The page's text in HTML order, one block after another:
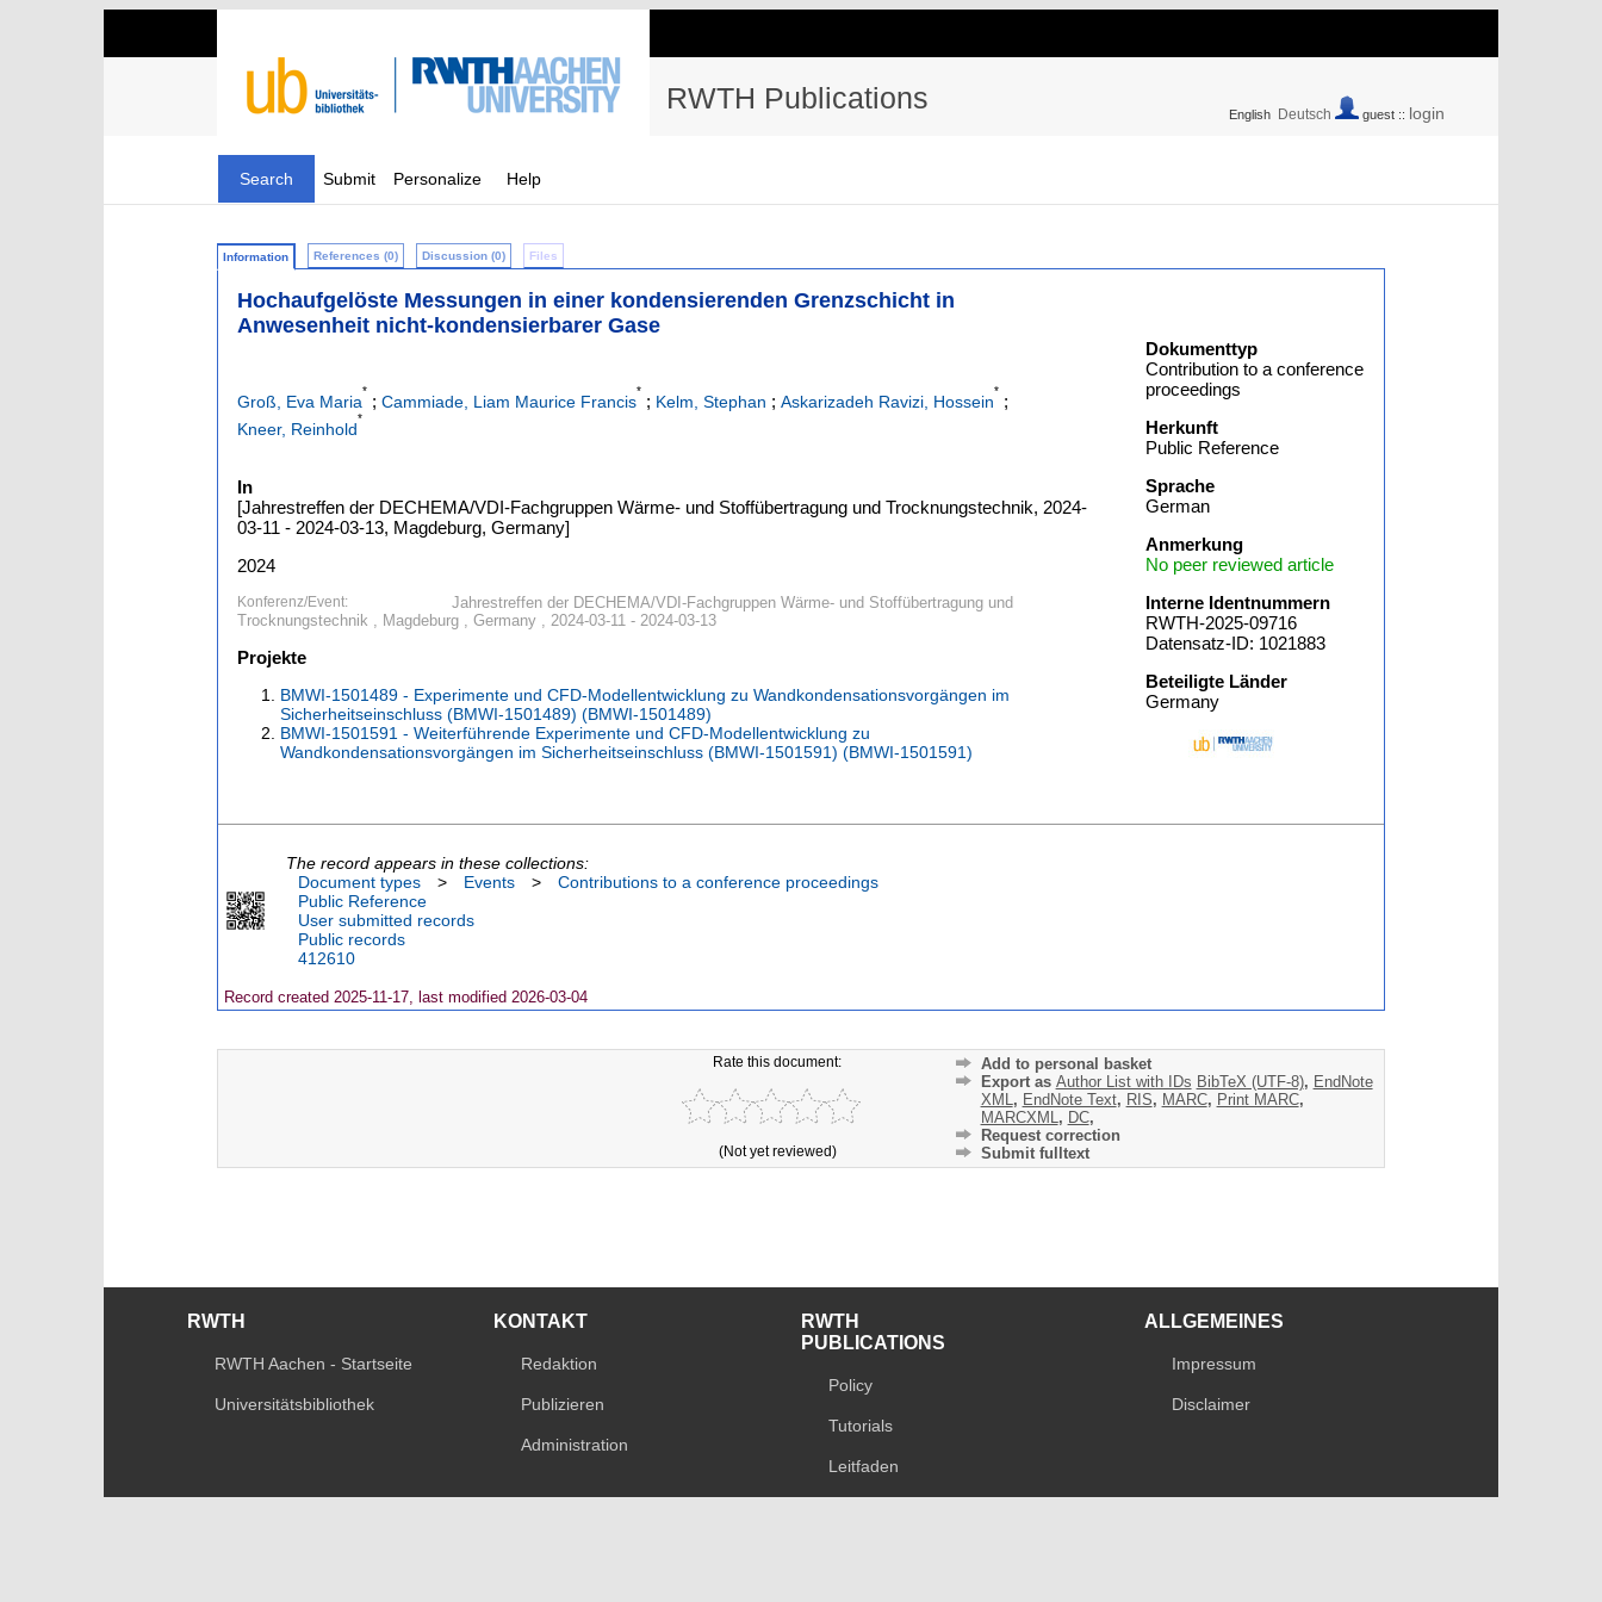
RWTH Publications English Deutsch guest :: login
Search Submit Personalize Help
Information References (0) Discussion (0) Files
Hochaufgelöste Messungen in einer kondensierenden Grenzschicht in
Anwesenheit nicht-kondensierbarer Gase
Groß, Eva Maria
*
; Cammiade, Liam Maurice Francis
*
; Kelm, Stephan ; Askarizadeh Ravizi, Hossein
*
;
Kneer, Reinhold
*
In
[Jahrestreffen der DECHEMA/VDI-Fachgruppen Wärme- und Stoffübertragung und Trocknungstechnik, 2024-
03-11 - 2024-03-13, Magdeburg, Germany]
2024
Konferenz/Event:
Jahrestreffen der DECHEMA/VDI-Fachgruppen Wärme- und Stoffübertragung und
Trocknungstechnik , Magdeburg , Germany , 2024-03-11 - 2024-03-13
Projekte
BMWI-1501489 - Experimente und CFD-Modellentwicklung zu Wandkondensationsvorgängen im
Sicherheitseinschluss (BMWI-1501489) (BMWI-1501489)
BMWI-1501591 - Weiterführende Experimente und CFD-Modellentwicklung zu
Wandkondensationsvorgängen im Sicherheitseinschluss (BMWI-1501591) (BMWI-1501591)
Dokumenttyp
Contribution to a conference
proceedings
Herkunft
Public Reference
Sprache
German
Anmerkung
No peer reviewed article
Interne Identnummern
RWTH-2025-09716
Datensatz-ID: 1021883
Beteiligte Länder
Germany
The record appears in these collections:
Document types
> Events >
Contributions to a conference proceedings
Public Reference
User submitted records
Public records
412610
Record created 2025-11-17, last modified 2026-03-04
Rate this document:
(Not yet reviewed)
Add to personal basket
Export as Author List with IDs BibTeX (UTF-8), EndNote
XML , EndNote Text, RIS, MARC, Print MARC,
MARCXML , DC,
Request correction
Submit fulltext
RWTH
RWTH Aachen - Startseite
Universitätsbibliothek
KONTAKT
Redaktion
Publizieren
Administration
RWTH
PUBLICATIONS
Policy
Tutorials
Leitfaden
ALLGEMEINES
Impressum
Disclaimer